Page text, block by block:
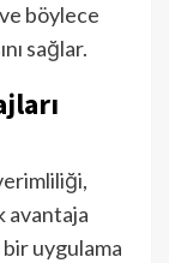
ve böylece
sağlar.
avantaja
bir uygulama